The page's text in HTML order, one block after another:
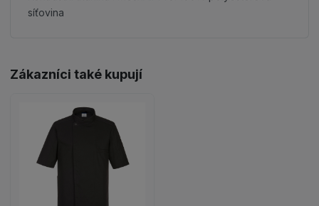
síťovina
Zákazníci také kupují